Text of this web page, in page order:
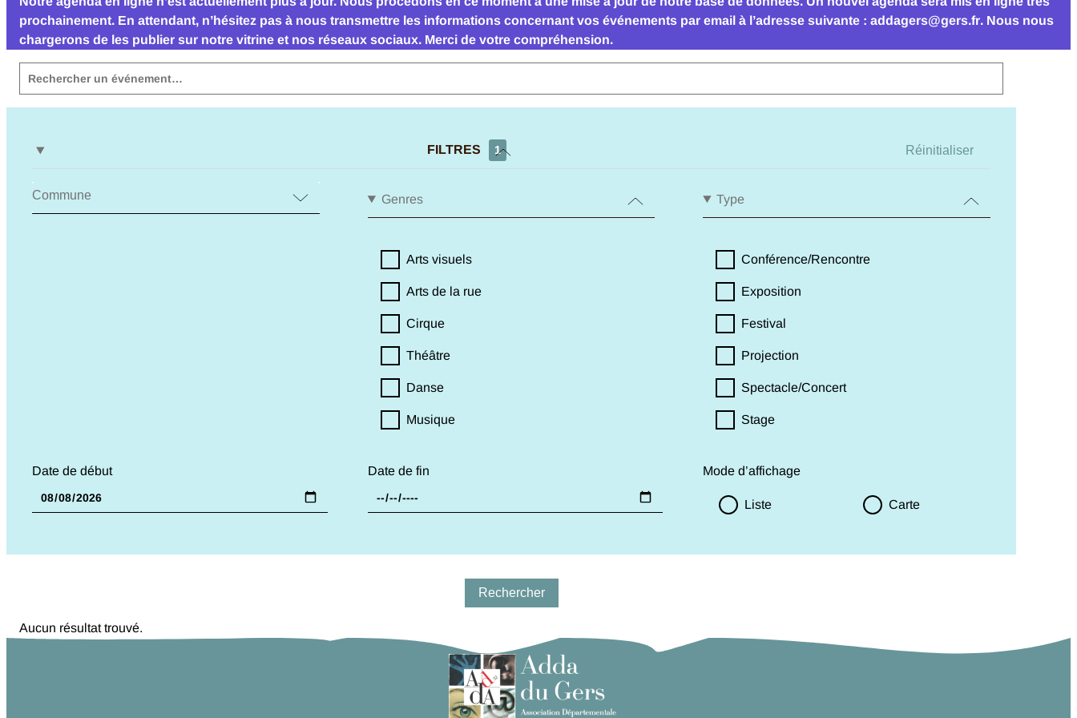
prochainement. En attendant, n’hésitez pas à nous transmettre les informations concernant vos événements par email à l’adresse suivante : addagers@gers.fr. Nous nous
chargerons de les publier sur notre vitrine et nos réseaux sociaux. Merci de votre compréhension.
FILTRES 1 Réinitialiser
Genres
Arts visuels
Arts de la rue
Cirque
Théâtre
Danse
Musique
Type
Conférence/Rencontre
Exposition
Festival
Projection
Spectacle/Concert
Stage
Date de début Date de fin Mode d’affichage
Liste Carte
Rechercher
Aucun résultat trouvé.